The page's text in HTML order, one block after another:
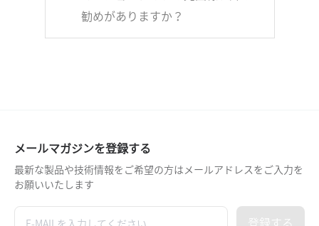
勧めがありますか？
メールマガジンを登録する
最新な製品や技術情報をご希望の方はメールアドレスをご入力を
お願いいたします
登録する